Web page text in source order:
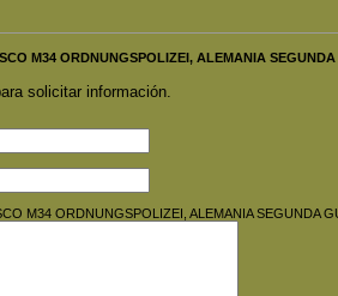
M34 ORDNUNGSPOLIZEI, ALEMANIA
solicitar información.
M34 ORDNUNGSPOLIZEI, ALEMANIA SEGUNDA